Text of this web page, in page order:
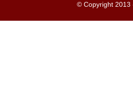
© Copyright 2013